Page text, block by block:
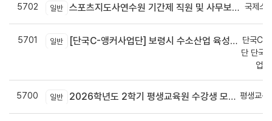
5702 일반 스포츠지도사연수원 기간제 직원 및 사무보조원 채용 공고 국제스
5701 일반 [단국C-앵커사업단] 보령시 수소산업 육성을 위한 기업 지원사업 모집공고
단국C-
단 단국
업
5700 일반 2026학년도 2학기 평생교육원 수강생 모집안내 평생교육